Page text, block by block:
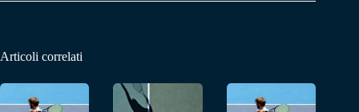
Articoli correlati